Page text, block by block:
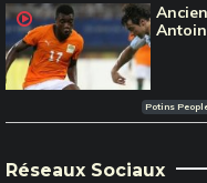
Potins
Réseaux Sociaux